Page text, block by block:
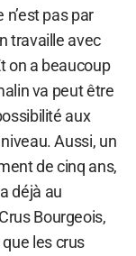
pas par
travaille avec
on a beaucoup
va peut être
aux
Aussi, un
de cinq ans,
déjà au
Bourgeois,
les crus